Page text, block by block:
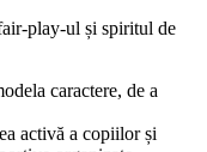
play-ul și spiritul de
caractere, de a
activă a copiilor și